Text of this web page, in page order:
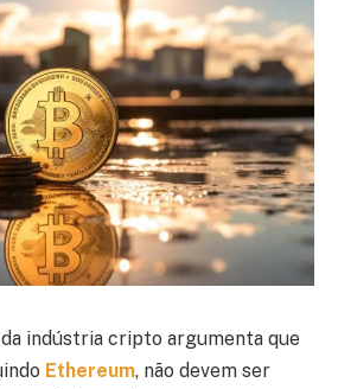
indústria cripto argumenta que
Ethereum, não devem ser